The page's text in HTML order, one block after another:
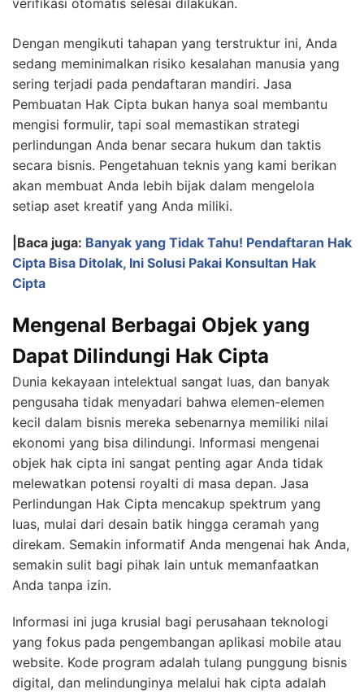
verifikasi otomatis selesai dilakukan.
Dengan mengikuti tahapan yang terstruktur ini, Anda
sedang meminimalkan risiko kesalahan manusia yang
sering terjadi pada pendaftaran mandiri. Jasa
Pembuatan Hak Cipta bukan hanya soal membantu
mengisi formulir, tapi soal memastikan strategi
perlindungan Anda benar secara hukum dan taktis
secara bisnis. Pengetahuan teknis yang kami berikan
akan membuat Anda lebih bijak dalam mengelola
setiap aset kreatif yang Anda miliki.
|Baca juga: Banyak yang Tidak Tahu! Pendaftaran Hak
Cipta Bisa Ditolak, Ini Solusi Pakai Konsultan Hak
Cipta
Mengenal Berbagai Objek yang
Dapat Dilindungi Hak Cipta
Dunia kekayaan intelektual sangat luas, dan banyak
pengusaha tidak menyadari bahwa elemen-elemen
kecil dalam bisnis mereka sebenarnya memiliki nilai
ekonomi yang bisa dilindungi. Informasi mengenai
objek hak cipta ini sangat penting agar Anda tidak
melewatkan potensi royalti di masa depan. Jasa
Perlindungan Hak Cipta mencakup spektrum yang
luas, mulai dari desain batik hingga ceramah yang
direkam. Semakin informatif Anda mengenai hak Anda,
semakin sulit bagi pihak lain untuk memanfaatkan
Anda tanpa izin.
Informasi ini juga krusial bagi perusahaan teknologi
yang fokus pada pengembangan aplikasi mobile atau
website. Kode program adalah tulang punggung bisnis
digital, dan melindunginya melalui hak cipta adalah